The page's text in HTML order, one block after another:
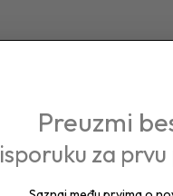
Preuzmi
isporuku za